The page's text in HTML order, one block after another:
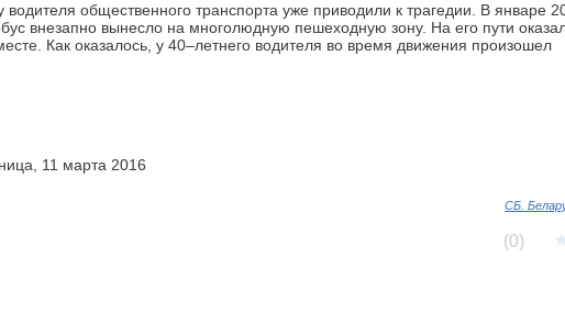
общественного транспорта уже приводили к трагедии. В январе
внезапно вынесло на многолюдную пешеходную зону. На его пути
Как оказалось, у 40–летнего водителя во время движения произошел
11 марта 2016
СБ.
(0)